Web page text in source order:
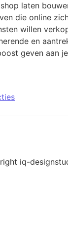
laten
die online
willen
en
geven aan
iq-